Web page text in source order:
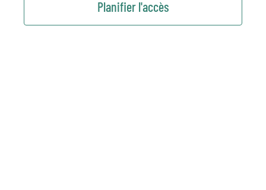
Planifier l'accès